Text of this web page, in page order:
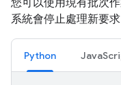
系統會停止處理新要
Python